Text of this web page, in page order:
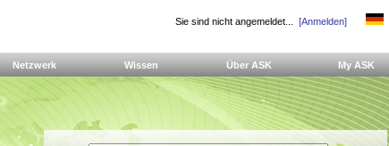
Sie sind nicht angemeldet... [Anmelden]
Netzwerk Wissen Über ASK My ASK